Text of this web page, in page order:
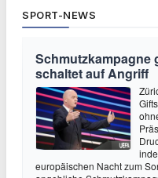
SPORT-NEWS
Schmutzkampagne
schaltet auf Angriff
europäischen Nacht zum